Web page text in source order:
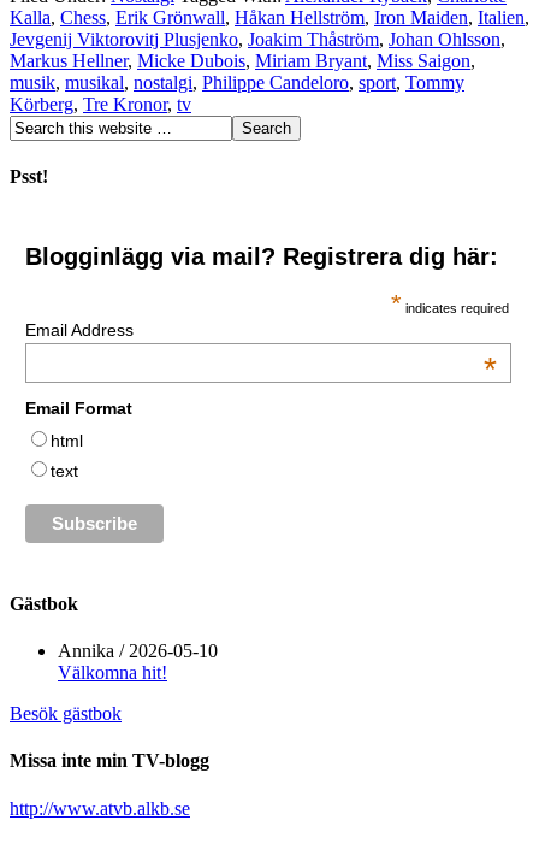
Kalla, Chess, Erik Grönwall, Håkan Hellström, Iron Maiden, Italien,
Jevgenij Viktorovitj Plusjenko, Joakim Thåström, Johan Ohlsson,
Markus Hellner, Micke Dubois, Miriam Bryant, Miss Saigon,
musik, musikal, nostalgi, Philippe Candeloro, sport, Tommy
Körberg, Tre Kronor, tv
Psst!
Blogginlägg via mail? Registrera dig här:
* indicates required
Email Address
*
Email Format
html
text
Gästbok
Annika / 2026-05-10
Välkomna hit!
Besök gästbok
Missa inte min TV-blogg
http://www.atvb.alkb.se